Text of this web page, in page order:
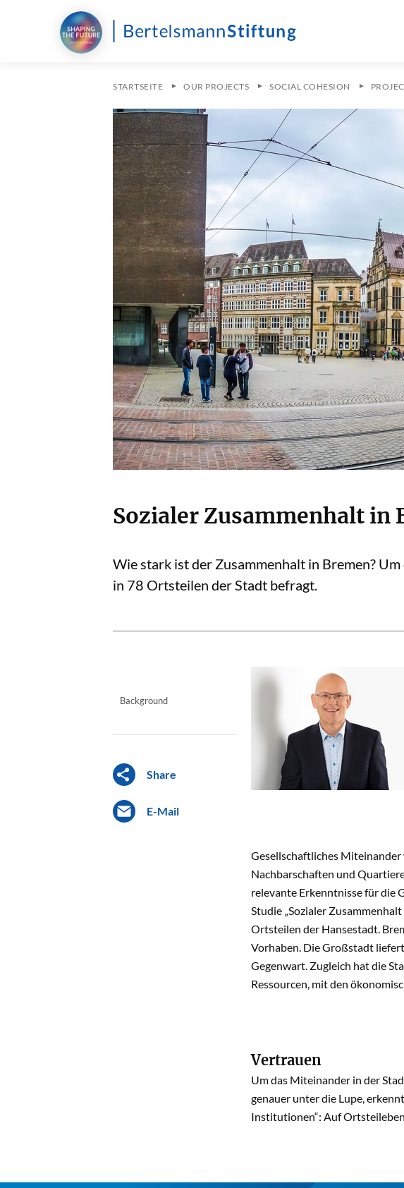
STARTSEITE OUR PROJECTS SOCIAL COHESION
Sozialer Zusammenhalt in
Wie stark ist der Zusammenhalt in Bremen?
in 78 Ortsteilen der Stadt befragt.
Background
Share
E-Mail
Gesellschaftliches
Nachbarschaften und
relevante Erkenntnisse für die
Studie „Sozialer
Ortsteilen der Hansestadt.
Vorhaben. Die Großstadt
Gegenwart. Zugleich hat die
Ressourcen, mit den
Vertrauen
Um das Miteinander in der
genauer unter die Lupe,
Institutionen“: Auf